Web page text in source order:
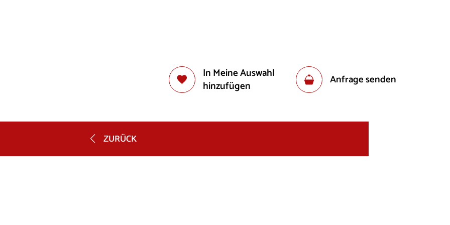
In Meine Auswahl
hinzufügen
Anfrage senden
ZURÜCK